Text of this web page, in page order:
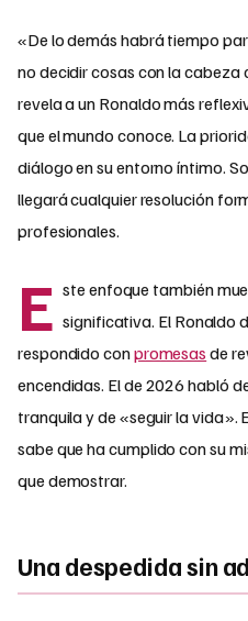
«De lo demás habrá tiempo
no decidir cosas con la cabeza
revela a un Ronaldo más
que el mundo conoce. La
diálogo en su entorno íntimo.
llegará cualquier resolución
profesionales.
E ste enfoque también
significativa. El Ronaldo
respondido conpromesas de
encendidas. El de 2026 habló
tranquila y de «seguir la vida».
sabe que ha cumplido con su
que demostrar.
Una despedida sin